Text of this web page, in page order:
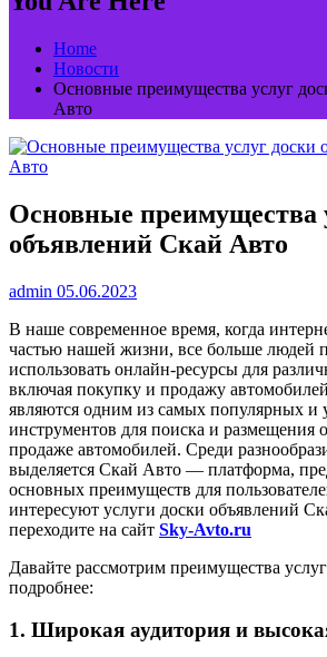
Home
Новости
Основные преимущества услуг
Авто
Основные преимущества
объявлений Скай Авто
admin 05.06.2023
В наше современное время, когда
частью нашей жизни, все больше людей
использовать онлайн-ресурсы для
включая покупку и продажу
являются одним из самых популярных и
инструментов для поиска и размещения
продаже автомобилей. Среди
выделяется Скай Авто — платформа,
основных преимуществ для
интересуют услуги доски объявлений
переходите на сайт Sky-Avto.ru
Давайте рассмотрим преимущества
подробнее:
1. Широкая аудитория и